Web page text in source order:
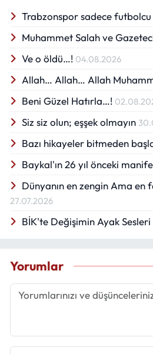
Trabzonspor sadece futbolcu
Muhammet Salah ve
Ve o öldü…! 04.08.2026
Allah… Allah… Allah
Beni Güzel Hatırla…!
Siz siz olun; eşşek olmayın
Bazı hikayeler bitmeden
Baykal'ın 26 yıl önceki
Dünyanın en zengin Ama en
27.07.2026
BİK'te Değişimin Ayak Sesleri
Yorumlar